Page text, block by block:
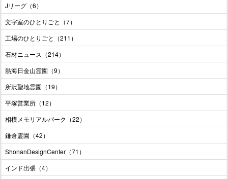
Jリーグ（6）
文字室のひとりごと（7）
工場のひとりごと（211）
石材ニュース（214）
熱海日金山霊園（9）
所沢聖地霊園（19）
平塚営業所（12）
相模メモリアルパーク（22）
鎌倉霊園（42）
ShonanDesignCenter（71）
インド出張（4）